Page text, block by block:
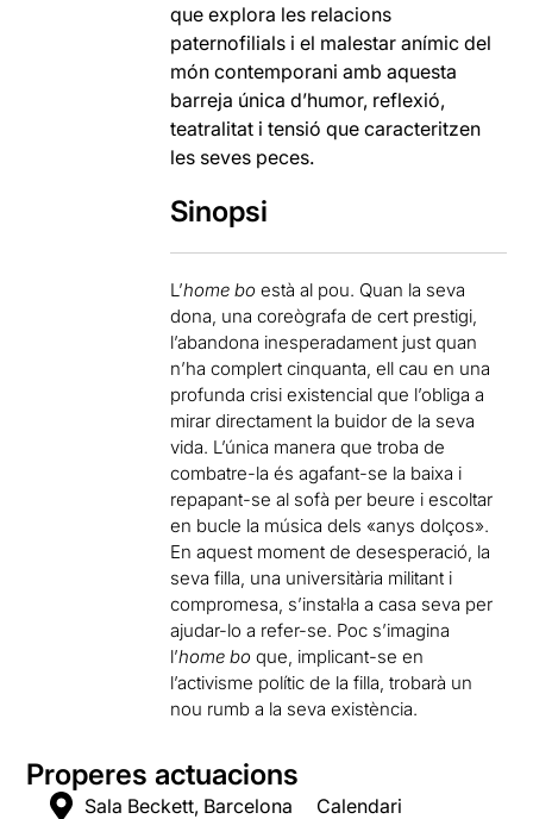
que explora les relacions
paternofilials i el malestar anímic del
món contemporani amb aquesta
barreja única d’humor, reflexió,
teatralitat i tensió que caracteritzen
les seves peces.
Sinopsi
L’home bo està al pou. Quan la seva
dona, una coreògrafa de cert prestigi,
l’abandona inesperadament just quan
n’ha complert cinquanta, ell cau en una
profunda crisi existencial que l’obliga a
mirar directament la buidor de la seva
vida. L’única manera que troba de
combatre-la és agafant-se la baixa i
repapant-se al sofà per beure i escoltar
en bucle la música dels «anys dolços».
En aquest moment de desesperació, la
seva filla, una universitària militant i
compromesa, s’instal·la a casa seva per
ajudar-lo a refer-se. Poc s’imagina
l’home boque, implicant-se en
l’activisme polític de la filla, trobarà un
nou rumb a la seva existència.
Properes actuacions
Sala Beckett, Barcelona Calendari